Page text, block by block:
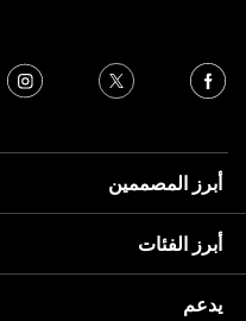
أبرز المصممين
أبرز الفئات
يدعم